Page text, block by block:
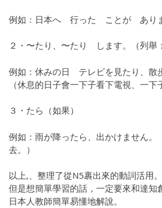
例如：日本へ 行った ことが ありま
２・〜たり、〜たり します。（列舉
例如：休みの日 テレビを見たり、散
（休息的日子會一下子看下電視、一下
３・たら（如果）
例如：雨が降ったら、出かけません。
去。）
以上,、整理了從N5裹出來的動詞活用
但是想簡單學習的話，一定要來和達知
日本人教師簡單易懂地解說。